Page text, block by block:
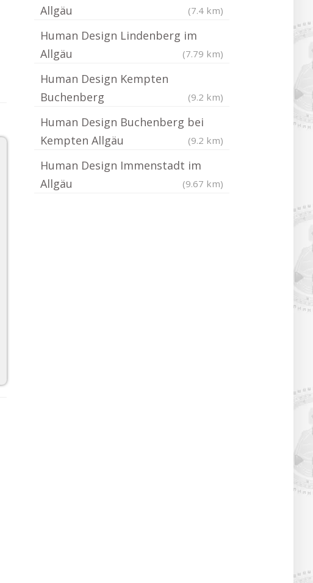
Allgäu
(7.4 km)
Human Design Lindenberg im
Allgäu
(7.79 km)
Human Design Kempten
Buchenberg
(9.2 km)
Human Design Buchenberg bei
Kempten Allgäu
(9.2 km)
Human Design Immenstadt im
Allgäu
(9.67 km)